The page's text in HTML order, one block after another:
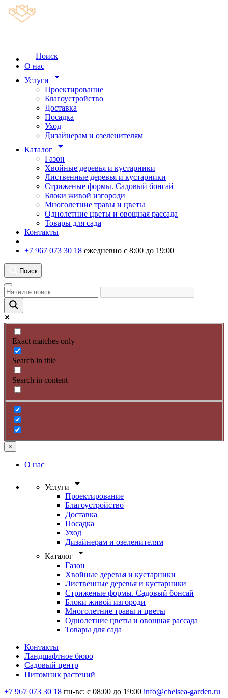
Поиск
О нас
Услуги
arrow_drop_down
Проектирование
Благоустройство
Доставка
Посадка
Уход
Дизайнерам и озеленителям
Каталог
arrow_drop_down
Газон
Хвойные деревья и кустарники
Лиственные деревья и кустарники
Стриженые формы. Садовый бонсай
Блоки живой изгороди
Многолетние травы и цветы
Однолетние цветы и овощная рассада
Товары для сада
Контакты
+7 967 073 30 18 ежедневно с 8:00 до 19:00
Поиск
Exact matches only
Search in title
Search in content
×
О нас
Услуги arrow_drop_down
Проектирование
Благоустройство
Доставка
Посадка
Уход
Дизайнерам и озеленителям
Каталог
arrow_drop_down
Газон
Хвойные деревья и кустарники
Лиственные деревья и кустарники
Стриженые формы. Садовый бонсай
Блоки живой изгороди
Многолетние травы и цветы
Однолетние цветы и овощная рассада
Товары для сада
Контакты
Ландшафтное бюро
Садовый центр
Питомник растений
+7 967 073 30 18 пн-вс: с 08:00 до 19:00 info@chelsea-garden.ru